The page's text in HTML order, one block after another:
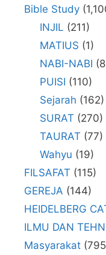
Bible Study
INJIL (211)
MATIUS (1)
NABI-NABI
PUISI (110)
Sejarah (162)
SURAT (270)
TAURAT (77)
Wahyu (19)
FILSAFAT (115)
GEREJA (144)
HEIDELBERG
ILMU DAN
Masyarakat